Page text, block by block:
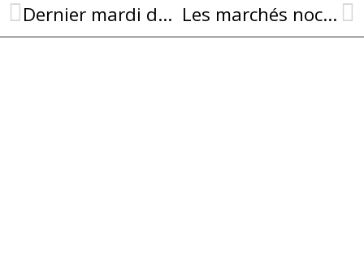
Dernier mardi de l’été 2024 ce mardi 20 aout ! Les marchés nocturnes se terminent en beauté !